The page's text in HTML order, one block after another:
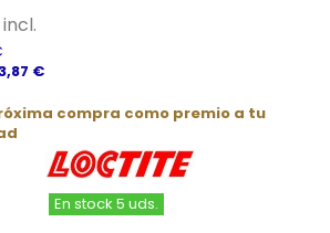
€
compra como premio a tu
En stock 5 uds.